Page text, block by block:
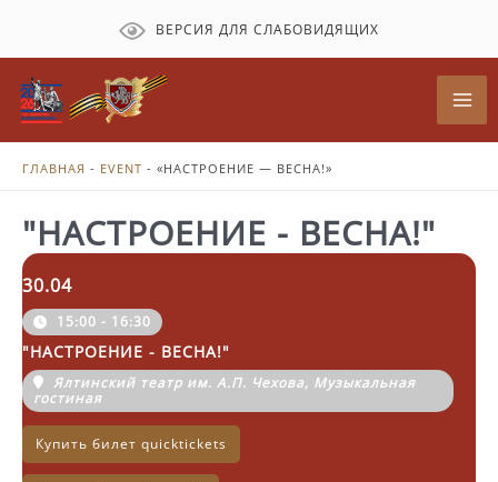
содержимому
ВЕРСИЯ ДЛЯ СЛАБОВИДЯЩИХ
ГЛАВНАЯ - EVENT - «НАСТРОЕНИЕ — ВЕСНА!»
"НАСТРОЕНИЕ - ВЕСНА!"
30.04
15:00 - 16:30
"НАСТРОЕНИЕ - ВЕСНА!"
Ялтинский театр им. А.П. Чехова, Музыкальная
гостиная
Купить билет quicktickets